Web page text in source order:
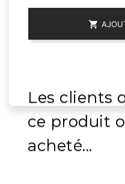

Les clients
ce produit
acheté...